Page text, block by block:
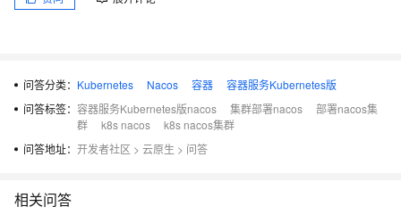
问答分类： Kubernetes Nacos 容器
容器服务Kubernetes版
问答标签： 容器服务Kubernetes版nacos 集群部署nacos
部署nacos集
群
k8s nacos
k8s nacos集群
问答地址： 开发者社区 > 云原生 > 问答
相关问答